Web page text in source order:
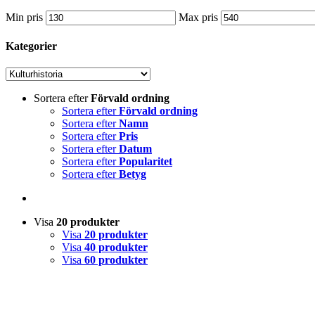
Min pris Max pris
Kategorier
Sortera efterFörvald ordning
Sortera efterFörvald ordning
Sortera efterNamn
Sortera efterPris
Sortera efterDatum
Sortera efterPopularitet
Sortera efterBetyg
Visa 20 produkter
Visa 20 produkter
Visa 40 produkter
Visa 60 produkter